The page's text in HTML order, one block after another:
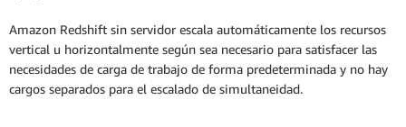
Amazon Redshift sin servidor escala automáticamente los recursos
vertical u horizontalmente según sea necesario para satisfacer las
necesidades de carga de trabajo de forma predeterminada y no hay
cargos separados para el escalado de simultaneidad.